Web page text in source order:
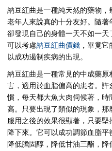
納豆紅曲是一種純天然的藥物
老年人來說真的十分友好。隨
卻發現自己的身體一天不如一
可以考慮納豆紅曲價錢 ，畢竟
以成功遏制疾病的出現。
納豆紅曲是一種常見的中成藥
害，適用於血脂偏高的患者。
慣，每天都大魚大肉伺候著，
高。只要出現了類似的現象，那
服用之後的效果很顯著，只要
降下來。它可以成功調節血脂
降低膽固醇，降低甘油三酯，